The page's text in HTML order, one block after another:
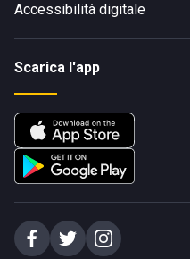
Accessibilità digitale
Scarica l'app